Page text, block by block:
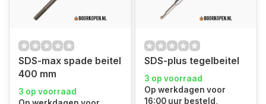
SDS-max spade beitel
400 mm
3 op voorraad
SDS-plus tegelbeitel
3 op voorraad
Op werkdagen voor
16:00 uur besteld,